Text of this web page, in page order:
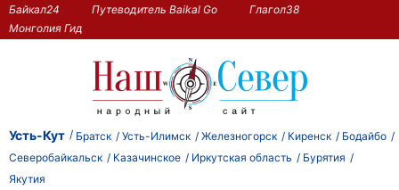
Байкал24 Путеводитель Baikal Go
Глагол38
Монголия Гид
Усть-Кут Братск Усть-Илимск Железногорск Киренск
Бодайбо
Северобайкальск
Казачинское Иркутская область
Бурятия
Якутия